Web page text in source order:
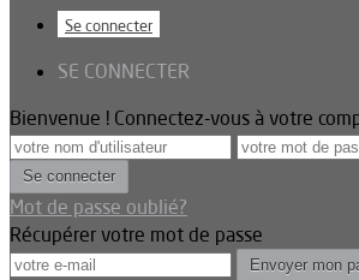
Se connecter
SE CONNECTER
Bienvenue ! Connectez-vous à votre
Mot de passe oublié?
Récupérer votre mot de passe